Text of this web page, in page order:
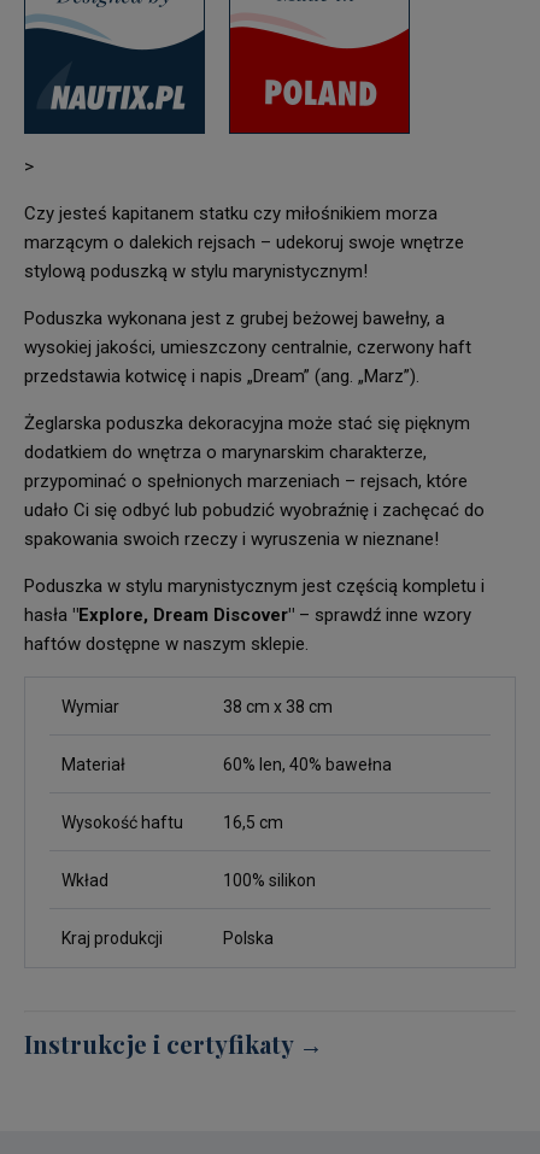
>
Czy jesteś kapitanem statku czy miłośnikiem morza
marzącym o dalekich rejsach – udekoruj swoje wnętrze
stylową poduszką w stylu marynistycznym!
Poduszka wykonana jest z grubej beżowej bawełny, a
wysokiej jakości, umieszczony centralnie, czerwony haft
przedstawia kotwicę i napis „Dream” (ang. „Marz”).
Żeglarska poduszka dekoracyjna może stać się pięknym
dodatkiem do wnętrza o marynarskim charakterze,
przypominać o spełnionych marzeniach – rejsach, które
udało Ci się odbyć lub pobudzić wyobraźnię i zachęcać do
spakowania swoich rzeczy i wyruszenia w nieznane!
Poduszka w stylu marynistycznym jest częścią kompletu i
hasła "Explore, Dream Discover" – sprawdź inne wzory
haftów dostępne w naszym sklepie.
Wymiar 38 cm x 38 cm
Materiał 60% len, 40% bawełna
Wysokość haftu 16,5 cm
Wkład 100% silikon
Kraj produkcji Polska
Instrukcje i certyfikaty →